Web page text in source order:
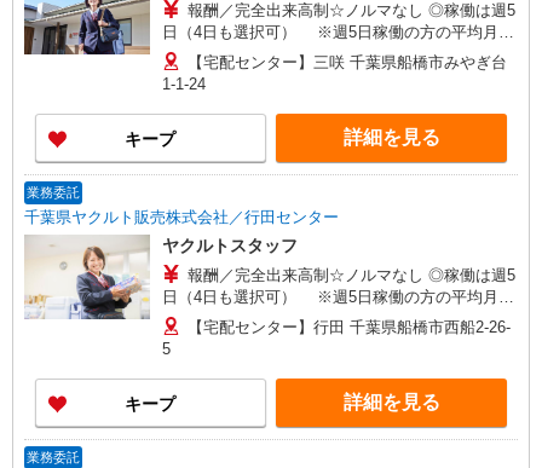
報酬／完全出来高制☆ノルマなし ◎稼働は週5
日（4日も選択可） ※週5日稼働の方の平均月収
27万円 「あなたに合わせた」働き方ができます。
働き方やご希望の収入など、お気軽にお問い合わ
方が活躍中！
【宅配センター】三咲 千葉県船橋市みやぎ台
1-1-24
キープ 詳細を見る
業務委託
千葉県ヤクルト販売株式会社／行田センター
ヤクルトスタッフ
報酬／完全出来高制☆ノルマなし ◎稼働は週5
日（4日も選択可） ※週5日稼働の方の平均月収
27万円 「あなたに合わせた」働き方ができます。
働き方やご希望の収入など、お気軽にお問い合わ
方が活躍中！
【宅配センター】行田 千葉県船橋市西船2-26-
5
キープ 詳細を見る
業務委託